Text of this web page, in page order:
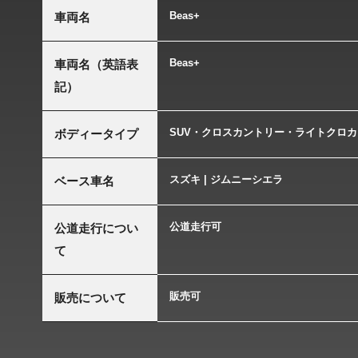
車両名 Beas+
車両名（英語表
記）
Beas+
ボディータイプ SUV・クロスカントリー・ライトクロ
ベース車名 スズキ | ジムニーシエラ
公道走行につい
て
公道走行可
販売について 販売可